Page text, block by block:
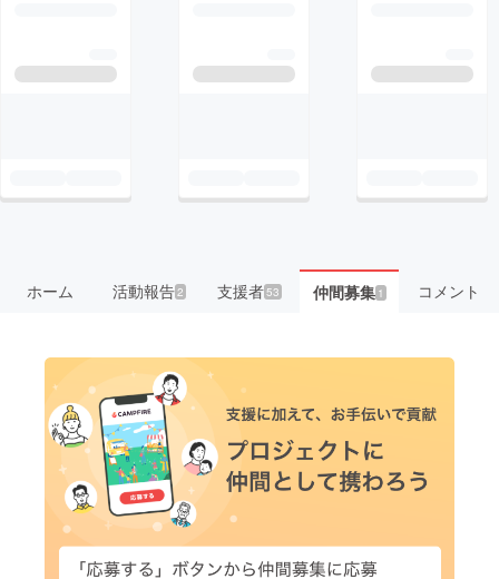
ホーム 活動報告2 支援者53 仲間募集 1 コメント